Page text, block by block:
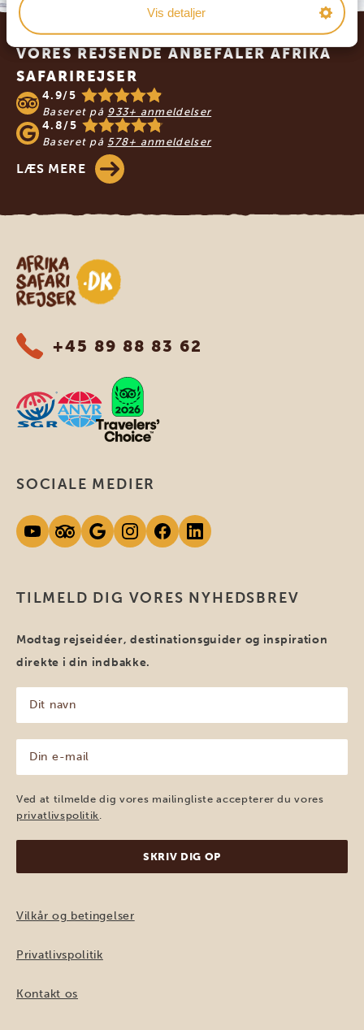
Vis detaljer
Footer
VORES REJSENDE ANBEFALER AFRIKA
SAFARIREJSER
4.9/5
Baseret på 933+ anmeldelser
4.8/5
Baseret på 578+ anmeldelser
LÆS MERE
Safari-rejser i Afrika
+45 89 88 83 62
TILMELD DIG VORES NYHEDSBREV
Modtag rejseidéer, destinationsguider og inspiration
direkte i din indbakke.
navn
(Påkrævet)
mail
(Påkrævet)
Ved at tilmelde dig vores mailingliste accepterer du vores
privatlivspolitik.
SOCIALE MEDIER
Vilkår og betingelser
Privatlivspolitik
Kontakt os